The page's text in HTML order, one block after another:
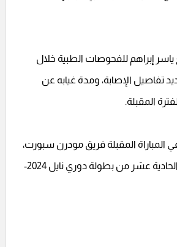
إبراهم للفحوصات الطبية خلال
تفاصيل الإصابة، ومدة غيابه عن
المقبلة.
في المباراة المقبلة فريق مودرن سبورت،
ضمن مباريات الجولة الحادية عشر من بطولة دوري نايل 2024-